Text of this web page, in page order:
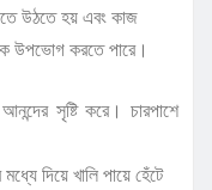
উঠতে হয় এবং কাজ
উপভোগ করতে পারে।
সৃষ্টি করে। চারপাশে
দিয়ে খালি পায়ে হেঁটে